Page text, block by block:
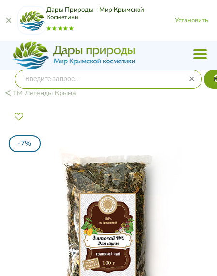
Дары Природы - Мир Крымской
Косметики
Установить
ТМ Легенды Крыма
-7%